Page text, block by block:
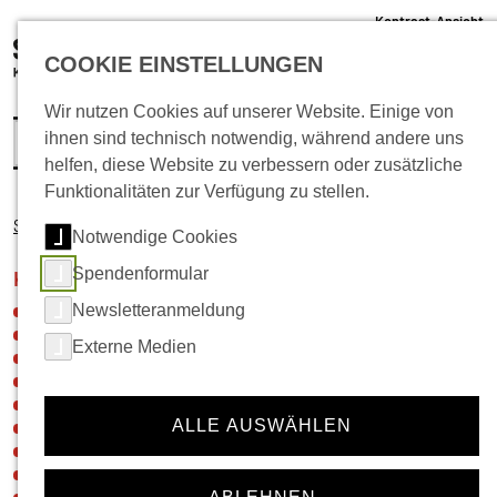
Kontrast-Ansicht
info@schlachthof-kassel.de
Startseite Kultur Zeichenaktion
Navigation für die Rubrik:
Kultur
Neuigkeiten
46von100
Hier im Quartier
Kulturschleuder
COOKIE EINSTELLUNGEN
Wir nutzen Cookies auf unserer Website. Einige von
ihnen sind technisch notwendig, während andere uns
helfen, diese Website zu verbessern oder zusätzliche
Funktionalitäten zur Verfügung zu stellen.
Notwendige Cookies
Spendenformular
Newsletteranmeldung
Externe Medien
ALLE AUSWÄHLEN